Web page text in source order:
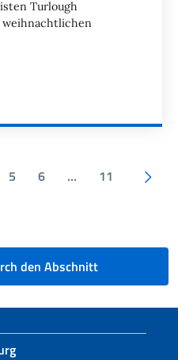
Turlough
weihnachtlichen
5 6 …
11
den Abschnitt